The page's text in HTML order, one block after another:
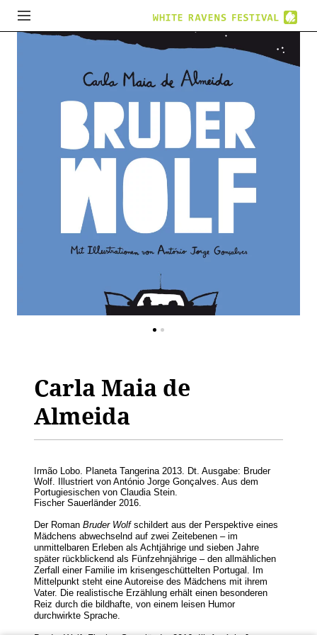
Carla Maia de
Almeida
Irmão Lobo. Planeta Tangerina 2013. Dt. Ausgabe: Bruder
Wolf. Illustriert von António Jorge Gonçalves. Aus dem
Portugiesischen von Claudia Stein.
Fischer Sauerländer 2016.
Der Roman Bruder Wolf schildert aus der Perspektive eines
Mädchens abwechselnd auf zwei Zeitebenen – im
unmittelbaren Erleben als Achtjährige und sieben Jahre
später rückblickend als Fünfzehnjährige – den allmählichen
Zerfall einer Familie im krisengeschüttelten Portugal. Im
Mittelpunkt steht eine Autoreise des Mädchens mit ihrem
Vater. Die realistische Erzählung erhält einen besonderen
Reiz durch die bildhafte, von einem leisen Humor
durchwirkte Sprache.